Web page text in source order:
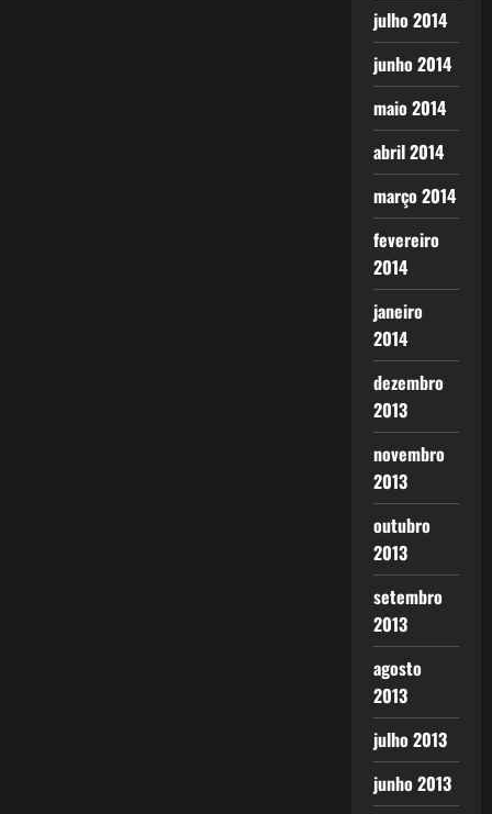
julho 2014
junho 2014
maio 2014
abril 2014
março 2014
fevereiro
2014
janeiro
2014
dezembro
2013
novembro
2013
outubro
2013
setembro
2013
agosto
2013
julho 2013
junho 2013